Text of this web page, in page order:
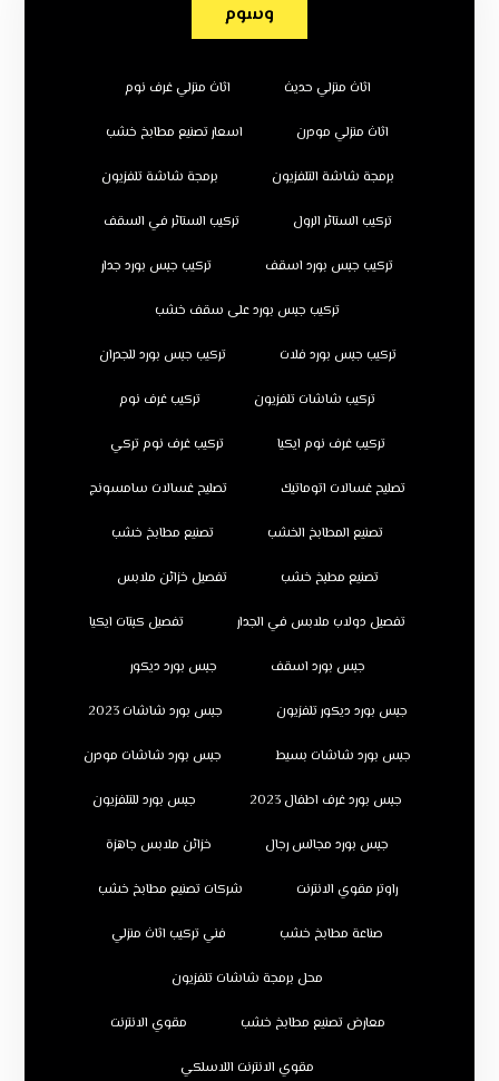
وسوم
اثاث منزلي حديث اثاث منزلي غرف نوم
اثاث منزلي مودرن اسعار تصنيع مطابخ خشب
برمجة شاشة التلفزيون برمجة شاشة تلفزيون
تركيب الستائر الرول تركيب الستائر في السقف
تركيب جبس بورد اسقف تركيب جبس بورد جدار
تركيب جبس بورد على سقف خشب
تركيب جبس بورد فلات تركيب جبس بورد للجدران
تركيب شاشات تلفزيون تركيب غرف نوم
تركيب غرف نوم ايكيا تركيب غرف نوم تركي
تصليح غسالات اتوماتيك تصليح غسالات سامسونج
تصنيع المطابخ الخشب تصنيع مطابخ خشب
تصنيع مطبخ خشب تفصيل خزائن ملابس
تفصيل دولاب ملابس في الجدار تفصيل كبتات ايكيا
جبس بورد اسقف جبس بورد ديكور
جبس بورد ديكور تلفزيون جبس بورد شاشات 2023
جبس بورد شاشات بسيط جبس بورد شاشات مودرن
جبس بورد غرف اطفال 2023 جبس بورد للتلفزيون
جبس بورد مجالس رجال خزائن ملابس جاهزة
راوتر مقوي الانترنت شركات تصنيع مطابخ خشب
صناعة مطابخ خشب فني تركيب اثاث منزلي
محل برمجة شاشات تلفزيون
معارض تصنيع مطابخ خشب مقوي الانترنت
مقوي الانترنت اللاسلكي